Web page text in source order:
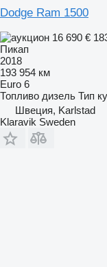
Dodge Ram 1500
16 690 €
Пикап
2018
193 954 км
Euro 6
Топливо дизель Тип
Швеция, Karlstad
Klaravik Sweden